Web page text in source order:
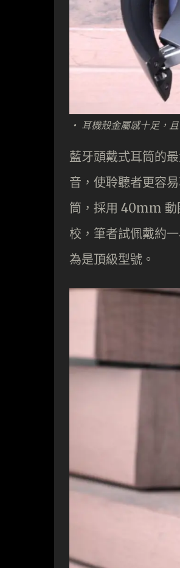
· 耳機殼金屬感十足，
藍牙頭戴式耳筒的
音，使聆聽者更容
筒，採用 40mm 動
校，筆者試佩戴約
為是頂級型號。